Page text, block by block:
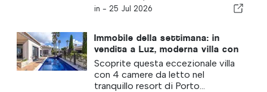
in - 25 Jul 2026
Immobile della settimana: in
vendita a Luz, moderna villa con
4 camere da letto, vista mare e
piscina
Scoprite questa eccezionale villa
con 4 camere da letto nel
tranquillo resort di Porto...